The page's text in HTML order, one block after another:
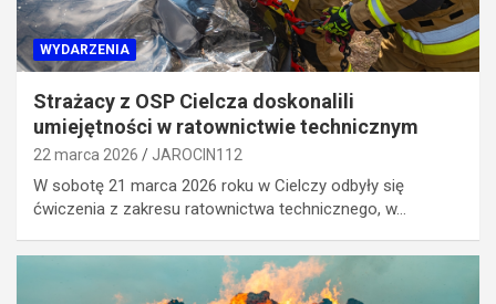
WYDARZENIA
Strażacy z OSP Cielcza doskonalili
umiejętności w ratownictwie technicznym
22 marca 2026 JAROCIN112
W sobotę 21 marca 2026 roku w Cielczy odbyły się
ćwiczenia z zakresu ratownictwa technicznego, w…